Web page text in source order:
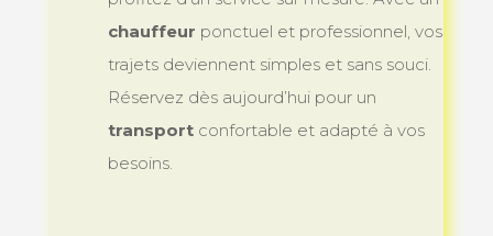
chauffeur ponctuel et professionnel, vos
trajets deviennent simples et sans souci.
Réservez dès aujourd’hui pour un
transportconfortable et adapté à vos
besoins.